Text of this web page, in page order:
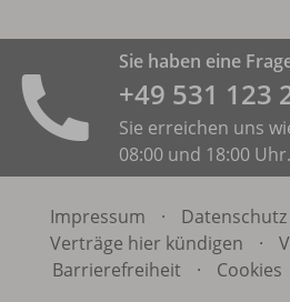
Sie haben eine
+49 531 ­123
Sie erreichen uns
08:00 und 18:00 Uhr.
Impressum · Datenschutz
Verträge hier kündigen
·
Barrierefreiheit
· Cookies